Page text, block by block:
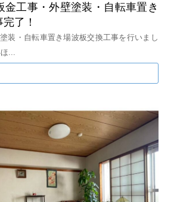
工事・外壁塗装・自転車置き
了！
装・自転車置き場波板交換工事を行いまし
...